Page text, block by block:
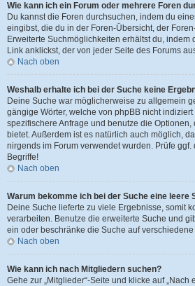
Wie kann ich ein Forum oder mehrere Foren
Du kannst die Foren durchsuchen, indem du
eingibst, die du in der Foren-Übersicht, der
Erweiterte Suchmöglichkeiten erhältst du, indem
Link anklickst, der von jeder Seite des Forums
Nach oben
Weshalb erhalte ich bei der Suche keine
Deine Suche war möglicherweise zu allgemein
gängige Wörter, welche von phpBB nicht
spezifischere Anfrage und benutze die
bietet. Außerdem ist es natürlich auch möglich,
nirgends im Forum verwendet wurden. Prüfe
Begriffe!
Nach oben
Warum bekomme ich bei der Suche eine leere
Deine Suche lieferte zu viele Ergebnisse, somit
verarbeiten. Benutze die erweiterte Suche und
ein oder beschränke die Suche auf
Nach oben
Wie kann ich nach Mitgliedern suchen?
Gehe zur „Mitglieder“-Seite und klicke auf „Nach